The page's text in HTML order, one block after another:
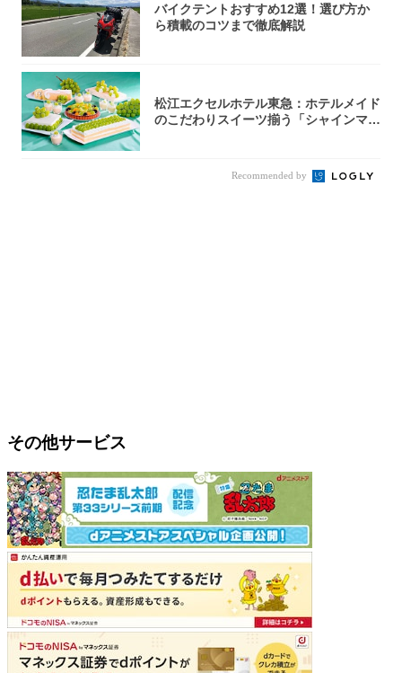
バイクテントおすすめ12選！選び方か
ら積載のコツまで徹底解説
松江エクセルホテル東急：ホテルメイド
のこだわりスイーツ揃う「シャインマス
Recommended by
その他サービス